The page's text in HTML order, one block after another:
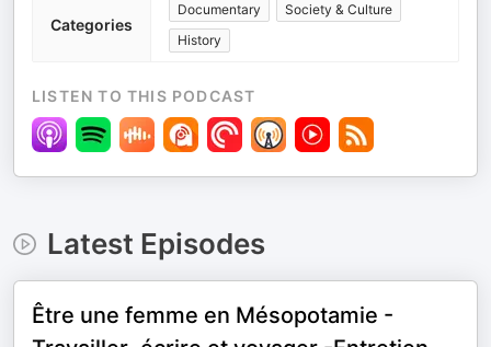
Categories
Documentary
Society & Culture
History
LISTEN TO THIS PODCAST
Latest Episodes
Être une femme en Mésopotamie -